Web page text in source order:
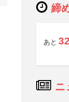
締
あと 32
ニ